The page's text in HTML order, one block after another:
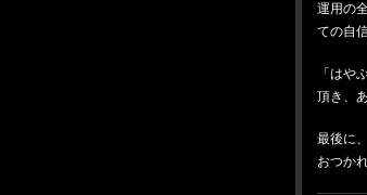
運用の
ての自
「はや
頂き、
最後に
おつか